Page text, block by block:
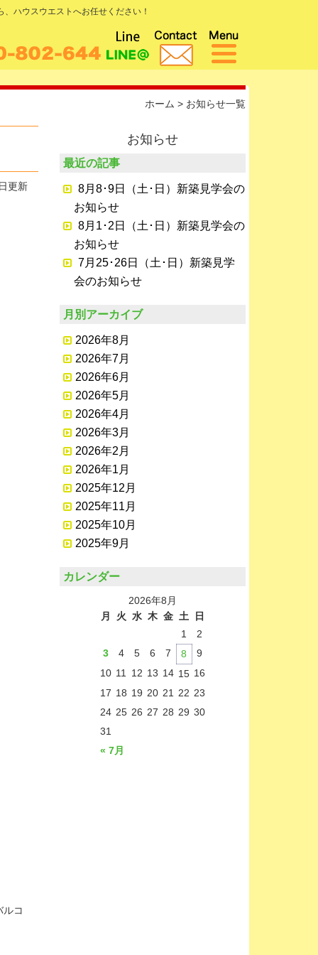
ハウスウエストへお任せください！
ホーム > お知らせ一覧
更新
ルコ
お知らせ
最近の記事
8月8･9日（土･日）新築見学会の
お知らせ
8月1･2日（土･日）新築見学会の
お知らせ
7月25･26日（土･日）新築見学
会のお知らせ
月別アーカイブ
2026年8月
2026年7月
2026年6月
2026年5月
2026年4月
2026年3月
2026年2月
2026年1月
2025年12月
2025年11月
2025年10月
2025年9月
カレンダー
2026年8月
月
火 水 木 金 土 日
« 7月
1
2
3
4 5 6 7 8
9
10 11 12 13 14 15 16
17 18 19 20 21 22 23
24 25 26 27 28 29 30
31